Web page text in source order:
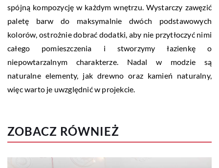
spójną kompozycję w każdym wnętrzu. Wystarczy zawęzić
paletę barw do maksymalnie dwóch podstawowych
kolorów, ostrożnie dobrać dodatki, aby nie przytłoczyć nimi
całego pomieszczenia i stworzymy łazienkę o
niepowtarzalnym charakterze. Nadal w modzie są
naturalne elementy, jak drewno oraz kamień naturalny,
więc warto je uwzględnić w projekcie.
ZOBACZ RÓWNIEŻ